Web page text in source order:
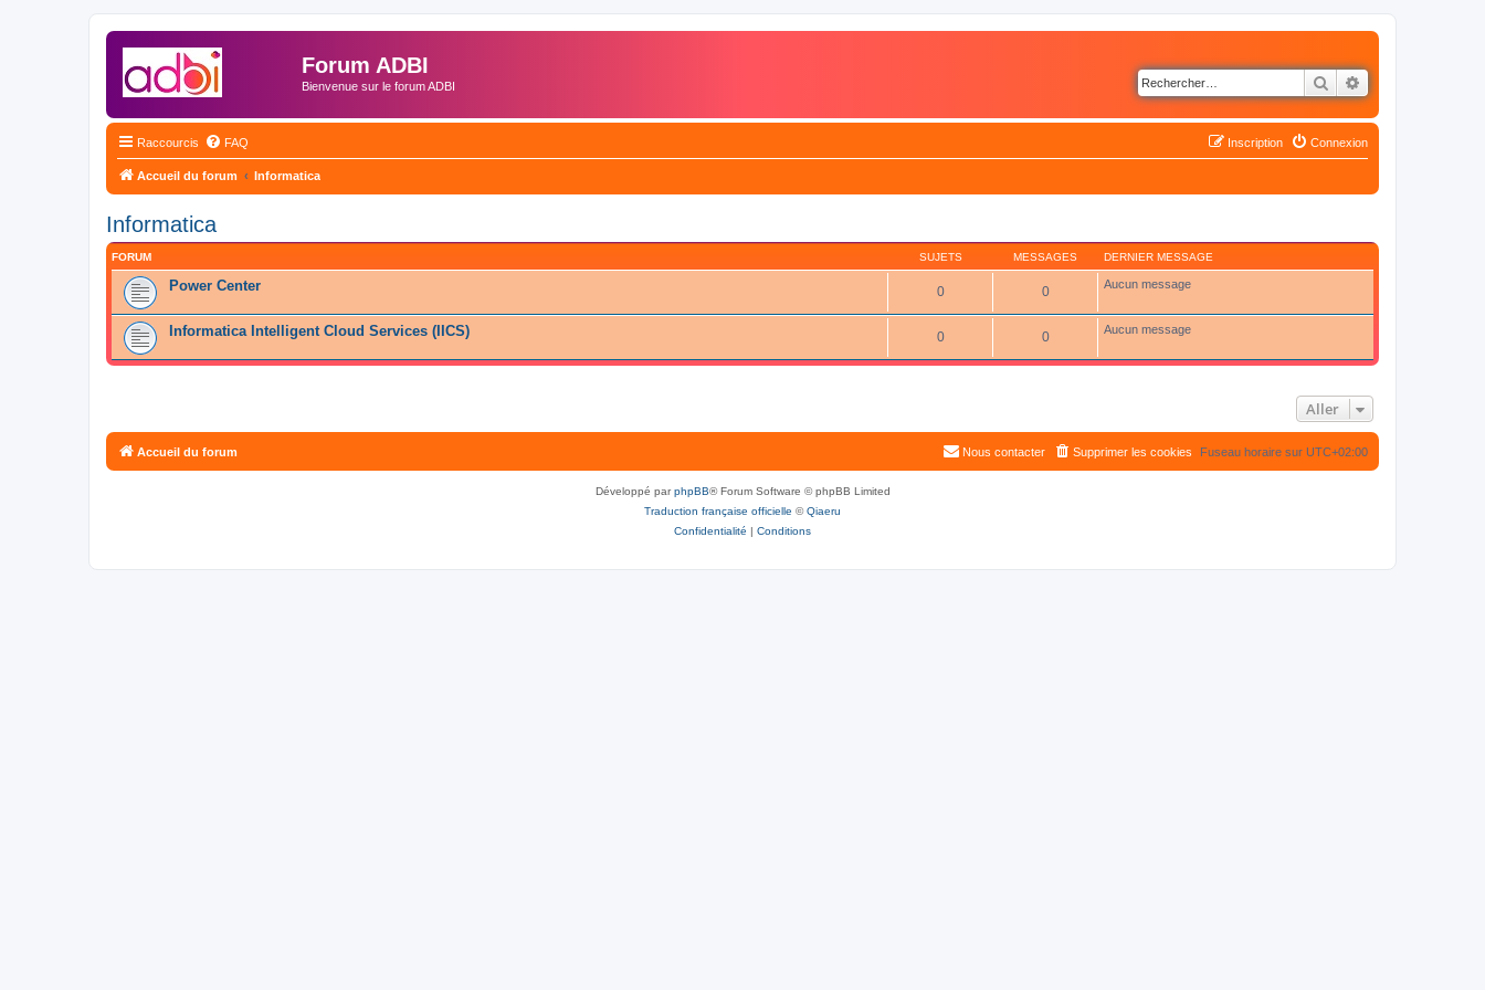
Forum ADBI
Bienvenue sur le forum ADBI Rechercher
Raccourcis FAQ Connexion
Inscription
Accueil du forum Informatica
Informatica
FORUM SUJETS MESSAGES DERNIER MESSAGE
Power Center 0 0 Aucun message
Informatica Intelligent Cloud Services (IICS) 0 0 Aucun message
Aller
Accueil du forum Fuseau horaire sur UTC+02:00
Supprimer les cookies
Nous contacter
Développé parphpBB® Forum Software © phpBB Limited
Traduction française officielle ©Qiaeru
Confidentialité | Conditions